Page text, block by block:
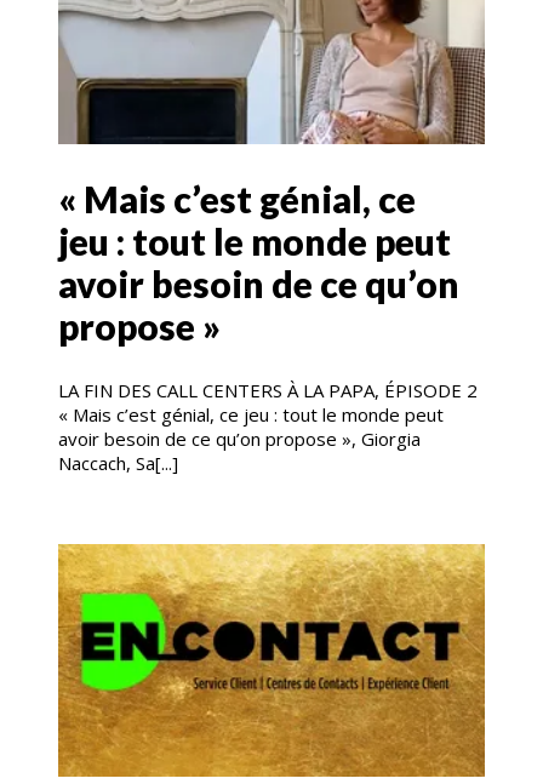
« Mais c’est génial, ce
jeu : tout le monde peut
avoir besoin de ce qu’on
propose »
LA FIN DES CALL CENTERS À LA PAPA, ÉPISODE 2
« Mais c’est génial, ce jeu : tout le monde peut
avoir besoin de ce qu’on propose », Giorgia
Naccach, Sa[...]